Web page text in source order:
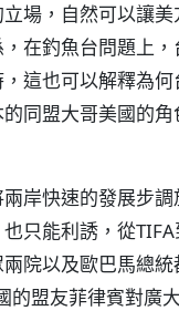
場，自然可以讓
在釣魚台問題上
這也可以解釋為
同盟大哥美國的
岸快速的發展步
只能利誘，從
院以及歐巴馬總
的盟友菲律賓對廣